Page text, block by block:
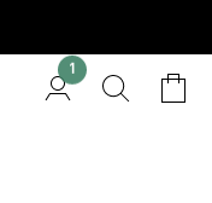
1